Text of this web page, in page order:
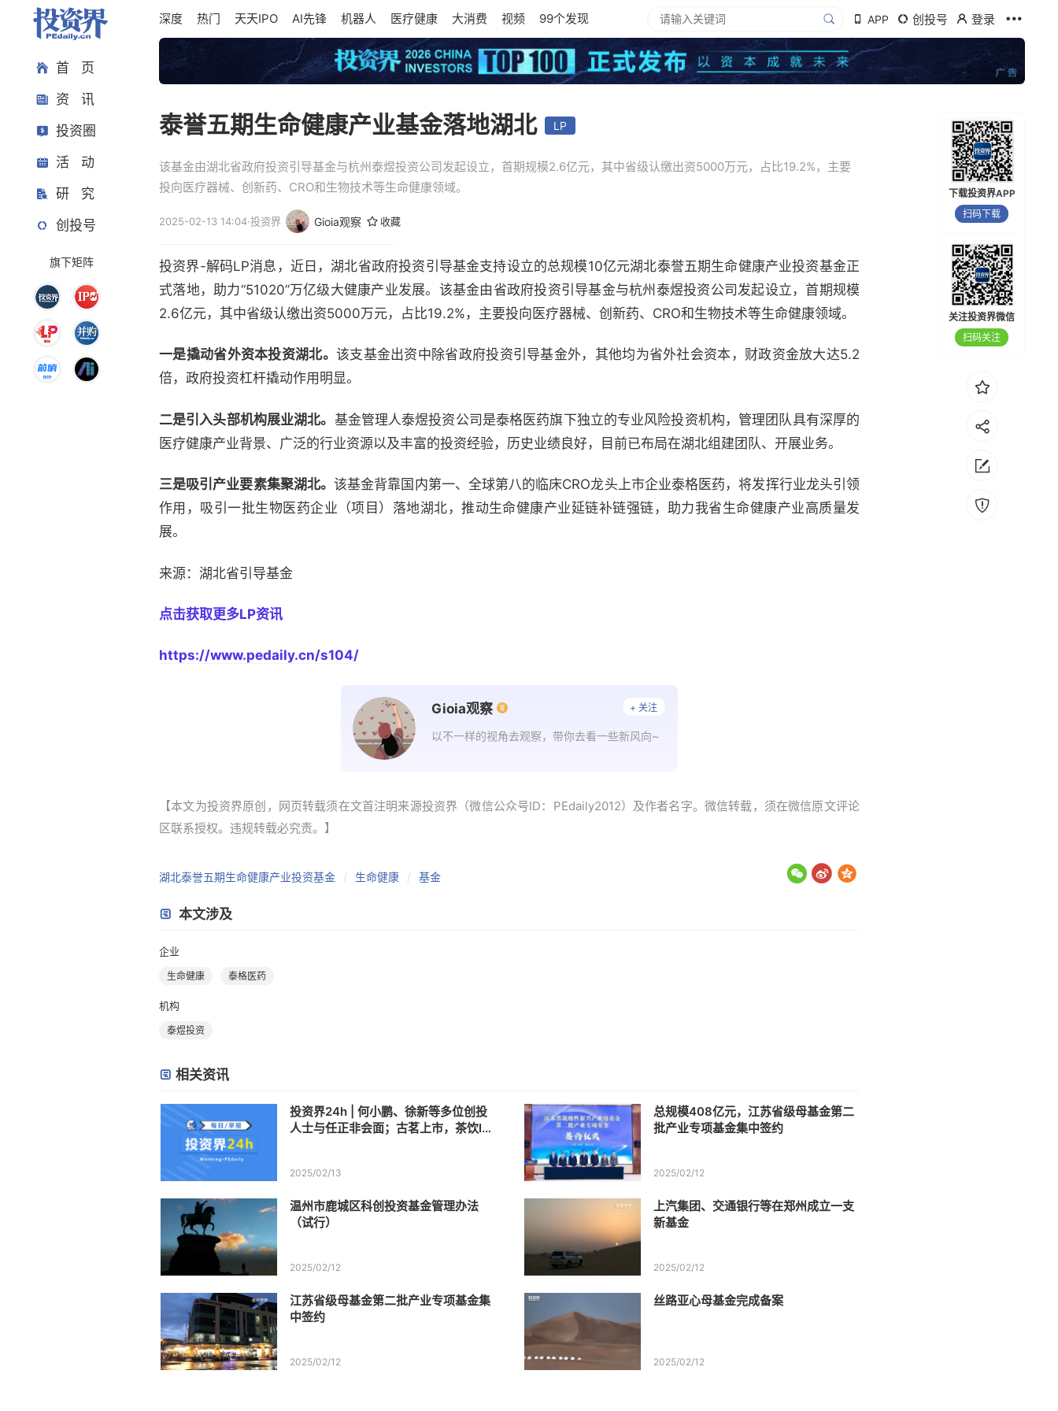
首 页
资 讯
投资圈
活 动
研 究
创投号
旗下矩阵
深度 热门 天天IPO AI先锋 机器人 医疗健康 大消费 视频 99个发现 APP 创投号 登录
泰誉五期生命健康产业基金落地湖北 LP
该基金由湖北省政府投资引导基金与杭州泰煜投资公司发起设立，首期规模2.6亿元，其中省级认缴出资5000万元，占比19.2%，主要
投向医疗器械、创新药、CRO和生物技术等生命健康领域。
2025-02-13 14:04·投资界 Gioia观察 收藏
投资界-解码LP消息，近日，湖北省政府投资引导基金支持设立的总规模10亿元湖北泰誉五期生命健康产业投资基金正
式落地，助力“51020”万亿级大健康产业发展。该基金由省政府投资引导基金与杭州泰煜投资公司发起设立，首期规模
2.6亿元，其中省级认缴出资5000万元，占比19.2%，主要投向医疗器械、创新药、CRO和生物技术等生命健康领域。
一是撬动省外资本投资湖北。 该支基金出资中除省政府投资引导基金外，其他均为省外社会资本，财政资金放大达5.2
倍，政府投资杠杆撬动作用明显。
二是引入头部机构展业湖北。 基金管理人泰煜投资公司是泰格医药旗下独立的专业风险投资机构，管理团队具有深厚的
医疗健康产业背景、广泛的行业资源以及丰富的投资经验，历史业绩良好，目前已布局在湖北组建团队、开展业务。
三是吸引产业要素集聚湖北。该基金背靠国内第一、全球第八的临床CRO龙头上市企业泰格医药，将发挥行业龙头引领
作用，吸引一批生物医药企业（项目）落地湖北，推动生命健康产业延链补链强链，助力我省生命健康产业高质量发
展。
来源：湖北省引导基金
点击获取更多LP资讯
https://www.pedaily.cn/s104/
Gioia观察
以不一样的视角去观察，带你去看一些新风向~
+ 关注
【本文为投资界原创，网页转载须在文首注明来源投资界（微信公众号ID：PEdaily2012）及作者名字。微信转载，须在微信原文评论
区联系授权。违规转载必究责。】
湖北泰誉五期生命健康产业投资基金 生命健康 基金
本文涉及
企业
生命健康 泰格医药
机构
泰煜投资
相关资讯
投资界24h | 何小鹏、徐新等多位创投
人士与任正非会面；古茗上市，茶饮IP
2025/02/13
总规模408亿元，江苏省级母基金第二
批产业专项基金集中签约
2025/02/12
温州市鹿城区科创投资基金管理办法
（试行）
2025/02/12
上汽集团、交通银行等在郑州成立一支
新基金
2025/02/12
江苏省级母基金第二批产业专项基金集
中签约
2025/02/12
丝路亚心母基金完成备案
2025/02/12
下载投资界APP
扫码下载
关注投资界微信
扫码关注